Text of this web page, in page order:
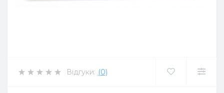
Відгуки: (0)